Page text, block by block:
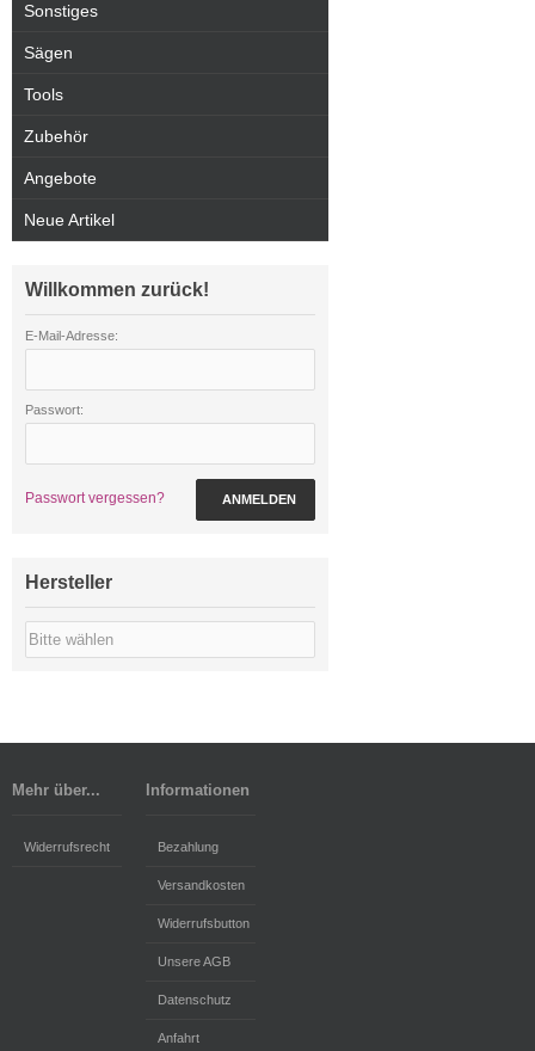
Sonstiges
Sägen
Tools
Zubehör
Angebote
Neue Artikel
Willkommen zurück!
E-Mail-Adresse:
Passwort:
Passwort vergessen? ANMELDEN
Hersteller
Mehr über...
Widerrufsrecht
Informationen
Bezahlung
Versandkosten
Widerrufsbutton
Unsere AGB
Datenschutz
Anfahrt